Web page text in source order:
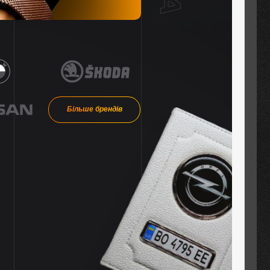
Більше брендів